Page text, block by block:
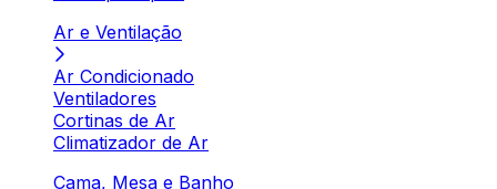
Ar e Ventilação
Ar Condicionado
Ventiladores
Cortinas de Ar
Climatizador de Ar
Cama, Mesa e Banho